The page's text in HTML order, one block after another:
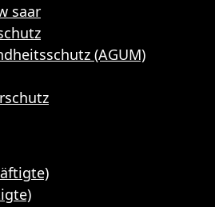
saar
(AGUM)